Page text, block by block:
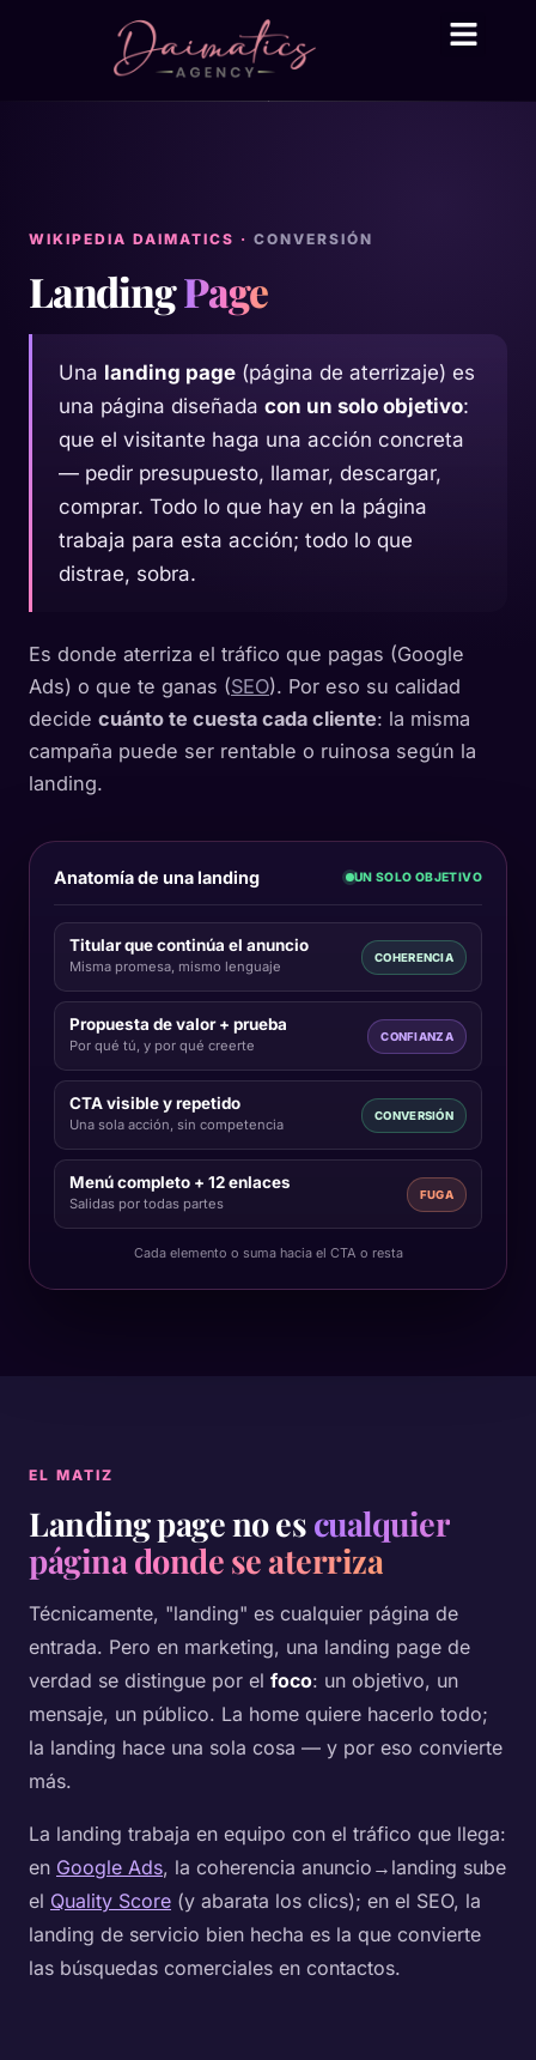
WIKIPEDIA DAIMATICS · CONVERSIÓN
LandingPage
Una landing page (página de aterrizaje) es
una página diseñada con un solo objetivo:
que el visitante haga una acción concreta
— pedir presupuesto, llamar, descargar,
comprar. Todo lo que hay en la página
trabaja para esta acción; todo lo que
distrae, sobra.
Es donde aterriza el tráfico que pagas (Google
Ads) o que te ganas (SEO). Por eso su calidad
decide cuánto te cuesta cada cliente: la misma
campaña puede ser rentable o ruinosa según la
landing.
Anatomía de una landing UN SOLO OBJETIVO
Titular que continúa el anuncio
Misma promesa, mismo lenguaje
COHERENCIA
Propuesta de valor + prueba
Por qué tú, y por qué creerte
CONFIANZA
CTA visible y repetido
Una sola acción, sin competencia
CONVERSIÓN
Menú completo + 12 enlaces
Salidas por todas partes
FUGA
Cada elemento o suma hacia el CTA o resta
EL MATIZ
Landing page no escualquier
página donde se aterriza
Técnicamente, "landing" es cualquier página de
entrada. Pero en marketing, una landing page de
verdad se distingue por el foco: un objetivo, un
mensaje, un público. La home quiere hacerlo todo;
la landing hace una sola cosa — y por eso convierte
más.
La landing trabaja en equipo con el tráfico que llega:
en Google Ads, la coherencia anuncio→landing sube
el Quality Score (y abarata los clics); en el SEO, la
landing de servicio bien hecha es la que convierte
las búsquedas comerciales en contactos.
Daima Business AI
● En línea